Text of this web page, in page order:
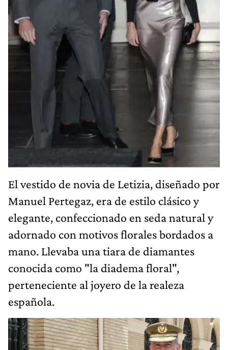
El vestido de novia de Letizia, diseñado por
Manuel Pertegaz, era de estilo clásico y
elegante, confeccionado en seda natural y
adornado con motivos florales bordados a
mano. Llevaba una tiara de diamantes
conocida como "la diadema floral",
perteneciente al joyero de la realeza
española.